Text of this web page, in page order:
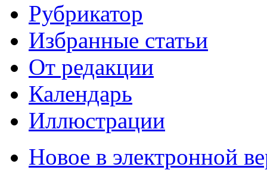
Рубрикатор
Избранные статьи
От редакции
Календарь
Иллюстрации
Новое в электронной